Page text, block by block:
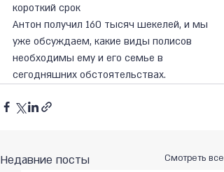
короткий срок
Антон получил 160 тысяч шекелей, и мы
уже обсуждаем, какие виды полисов
необходимы ему и его семье в
сегодняшних обстоятельствах.
Недавние посты Смотреть все